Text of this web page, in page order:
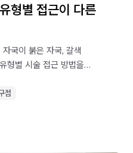
형별 접근이 다른
국이 붉은 자국, 갈색
형별 시술 접근 방법을
점